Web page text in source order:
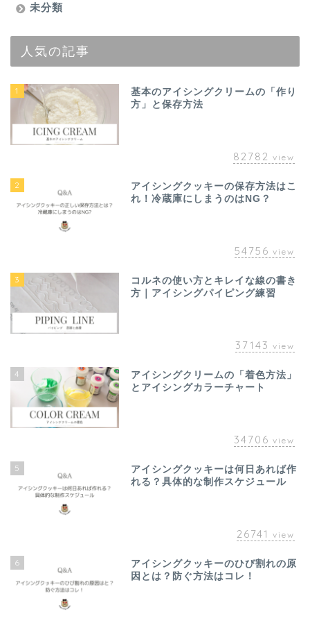
未分類
人気の記事
1
基本のアイシングクリームの「作り
方」と保存方法
82782 view
2
アイシングクッキーの保存方法はこ
れ！冷蔵庫にしまうのはNG？
54756 view
3
コルネの使い方とキレイな線の書き
方｜アイシングパイピング練習
37143 view
4
アイシングクリームの「着色方法」
とアイシングカラーチャート
34706 view
5
アイシングクッキーは何日あれば作
れる？具体的な制作スケジュール
26741 view
6
アイシングクッキーのひび割れの原
因とは？防ぐ方法はコレ！